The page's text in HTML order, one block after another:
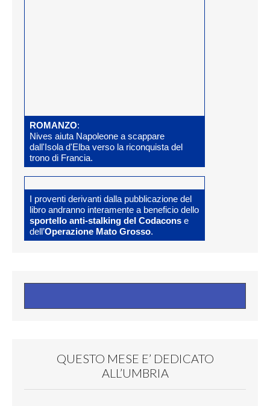
ROMANZO:
Nives aiuta Napoleone a scappare
dall'Isola d'Elba verso la riconquista del
trono di Francia.
I proventi derivanti dalla pubblicazione del
libro andranno interamente a beneficio dello
sportello anti-stalking del Codacons e
dell’Operazione Mato Grosso.
QUESTO MESE E’ DEDICATO
ALL’UMBRIA